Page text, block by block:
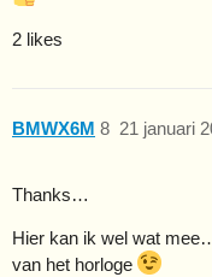
2 likes
BMWX6M 21 januari
8
Thanks…
Hier kan ik wel wat
van het horloge